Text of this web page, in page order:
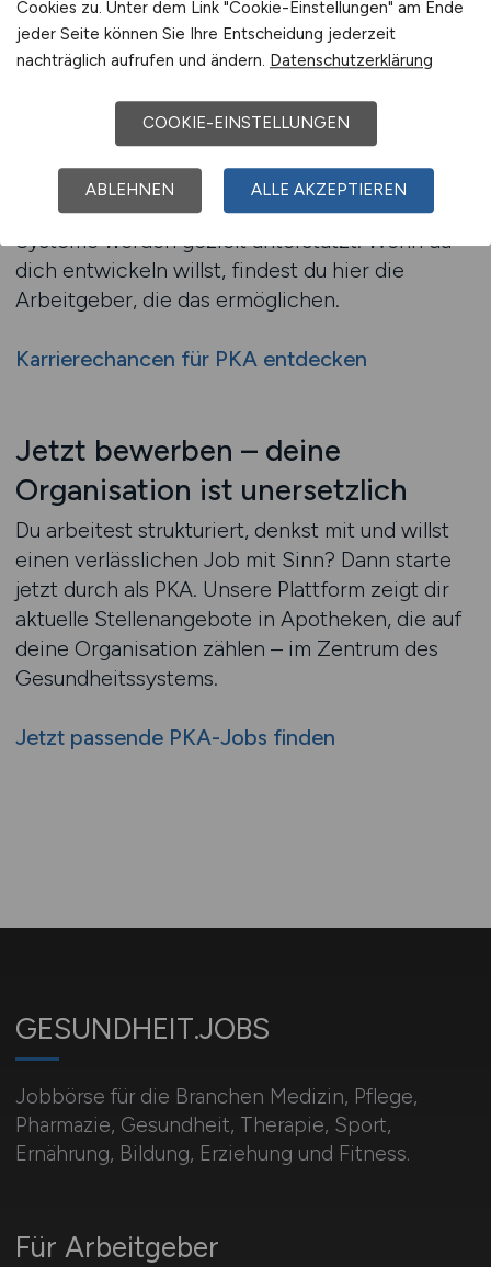
Verwaltung
Viele Apotheken fördern die Weiterqualifikation
Apothekenassistenz, zur QM-Beauftragten oder
in Richtung Personalverantwortung. Auch
Spezialisierungen auf bestimmte
Warenbereiche oder die Betreuung digitaler
Systeme werden gezielt unterstützt. Wenn du
dich entwickeln willst, findest du hier die
Arbeitgeber, die das ermöglichen.
Karrierechancen für PKA entdecken
Jetzt bewerben – deine
Organisation ist unersetzlich
Du arbeitest strukturiert, denkst mit und willst
einen verlässlichen Job mit Sinn? Dann starte
jetzt durch als PKA. Unsere Plattform zeigt dir
aktuelle Stellenangebote in Apotheken, die auf
deine Organisation zählen – im Zentrum des
Gesundheitssystems.
Jetzt passende PKA-Jobs finden
GESUNDHEIT.JOBS
Jobbörse für die Branchen Medizin, Pflege,
Pharmazie, Gesundheit, Therapie, Sport,
Ernährung, Bildung, Erziehung und Fitness.
Für Arbeitgeber
Cookies zu. Unter dem Link "Cookie-Einstellungen" am Ende
jeder Seite können Sie Ihre Entscheidung jederzeit
nachträglich aufrufen und ändern. Datenschutzerklärung
COOKIE-EINSTELLUNGEN
ABLEHNEN ALLE AKZEPTIEREN